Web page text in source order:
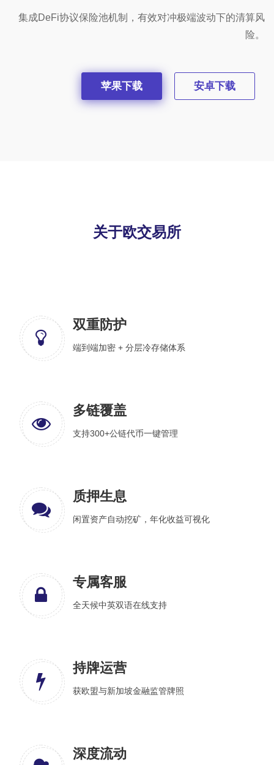
集成DeFi协议保险池机制，有效对冲极端波动下的清算风
险。
苹果下载 安卓下载
关于欧交易所
双重防护
端到端加密 + 分层冷存储体系
多链覆盖
支持300+公链代币一键管理
质押生息
闲置资产自动挖矿，年化收益可视化
专属客服
全天候中英双语在线支持
持牌运营
获欧盟与新加坡金融监管牌照
深度流动